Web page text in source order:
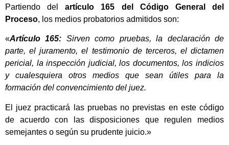
Partiendo delartículo 165 del Código General del
Proceso, los medios probatorios admitidos son:
«Artículo 165: Sirven como pruebas, la declaración de
parte, el juramento, el testimonio de terceros, el dictamen
pericial, la inspección judicial, los documentos, los indicios
y cualesquiera otros medios que sean útiles para la
formación del convencimiento del juez.
El juez practicará las pruebas no previstas en este código
de acuerdo con las disposiciones que regulen medios
semejantes o según su prudente juicio.»